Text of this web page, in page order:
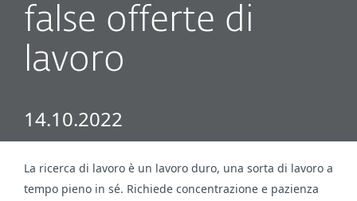
false offerte di
lavoro
14.10.2022
La ricerca di lavoro è un lavoro duro, una sorta di lavoro a
tempo pieno in sé. Richiede concentrazione e pazienza